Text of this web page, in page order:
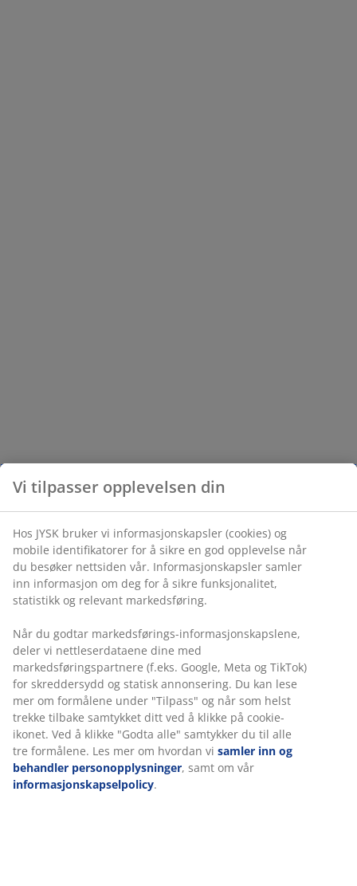
Vi tilpasser opplevelsen din
Hos JYSK bruker vi informasjonskapsler (cookies) og
mobile identifikatorer for å sikre en god opplevelse når
du besøker nettsiden vår. Informasjonskapsler samler
inn informasjon om deg for å sikre funksjonalitet,
statistikk og relevant markedsføring.
Når du godtar markedsførings-informasjonskapslene,
deler vi nettleserdataene dine med
markedsføringspartnere (f.eks. Google, Meta og TikTok)
for skreddersydd og statisk annonsering. Du kan lese
mer om formålene under "Tilpass" og når som helst
trekke tilbake samtykket ditt ved å klikke på cookie-
ikonet. Ved å klikke "Godta alle" samtykker du til alle
tre formålene. Les mer om hvordan vi samler inn og
behandler personopplysninger, samt om vår
informasjonskapselpolicy.